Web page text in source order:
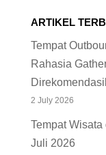
ARTIKEL
Tempat
Rahasia
2 July 2026
Tempat
Juli 2026